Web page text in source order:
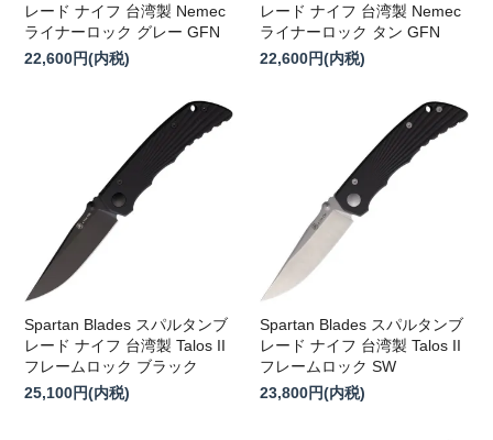
レード ナイフ 台湾製 Nemec
ライナーロック グレー GFN
22,600円(内税)
レード ナイフ 台湾製 Nemec
ライナーロック タン GFN
22,600円(内税)
Spartan Blades スパルタンブ
レード ナイフ 台湾製 Talos II
フレームロック ブラック
25,100円(内税)
Spartan Blades スパルタンブ
レード ナイフ 台湾製 Talos II
フレームロック SW
23,800円(内税)